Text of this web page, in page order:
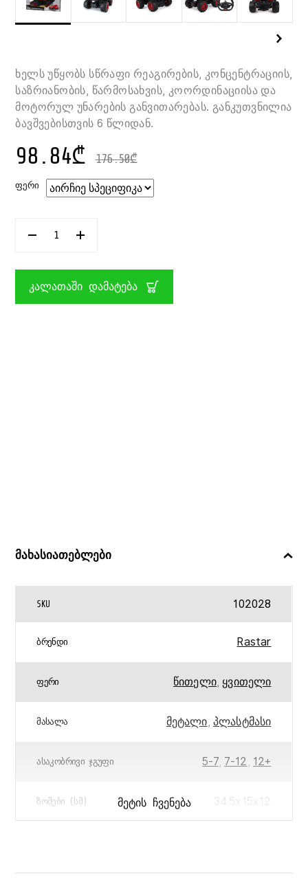
ხელს უწყობს სწრაფი რეაგირების, კონცენტრაციის,
საზრიანობის, წარმოსახვის, კოორდინაციისა და
მოტორულ უნარების განვითარებას. განკუთვნილია
ბავშვებისთვის 6 წლიდან.
176.50₾
98.84₾
ᲤᲔᲠᲘ
ᲠᲐᲝᲓᲔᲜᲝᲑᲐ:
ᲛᲐᲠᲗᲕᲘᲗ
JEEP
RASTAR
ᲙᲐᲚᲐᲗᲐᲨᲘ ᲓᲐᲛᲐᲢᲔᲑᲐ
მახასიათებლები
SKU 102028
ᲑᲠᲔᲜᲓᲘ Rastar
ᲤᲔᲠᲘ წითელი,ყვითელი
ᲛᲐᲡᲐᲚᲐ მეტალი, პლასტმასი
ᲐᲡᲐᲙᲝᲑᲠᲘᲕᲘ ᲯᲒᲣᲤᲘ 5-7, 7-12, 12+
ᲖᲝᲛᲔᲑᲘ (ᲡᲛ) 34.5x15x12
ᲛᲔᲢᲘᲡ ᲩᲕᲔᲜᲔᲑᲐ